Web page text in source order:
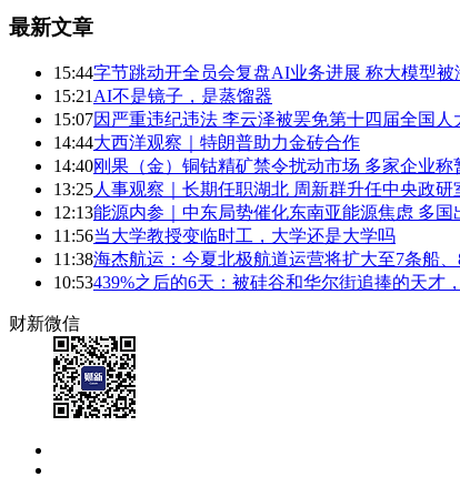
最新文章
15:44字节跳动开全员会复盘AI业务进展 称大模型被
15:21AI不是镜子，是蒸馏器
15:07因严重违纪违法 李云泽被罢免第十四届全国人
14:44大西洋观察｜特朗普助力金砖合作
14:40刚果（金）铜钴精矿禁令扰动市场 多家企业称
13:25人事观察｜长期任职湖北 周新群升任中央政研
12:13能源内参｜中东局势催化东南亚能源焦虑 多
11:56当大学教授变临时工，大学还是大学吗
11:38海杰航运：今夏北极航道运营将扩大至7条船
10:53439%之后的6天：被硅谷和华尔街追捧的天才
财新微信